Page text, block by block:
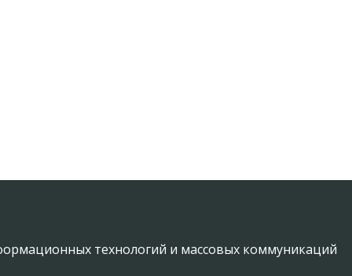
технологий и массовых коммуникаций